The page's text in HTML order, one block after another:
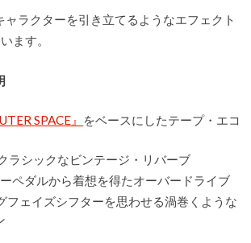
ャラクターを引き立てるようなエフェクト
ます。
SPACE』 をベースにしたテープ・エコ
ラシックなビンテージ・リバーブ
ペダルから着想を得たオーバードライブ
フェイズシフターを思わせる渦巻くような